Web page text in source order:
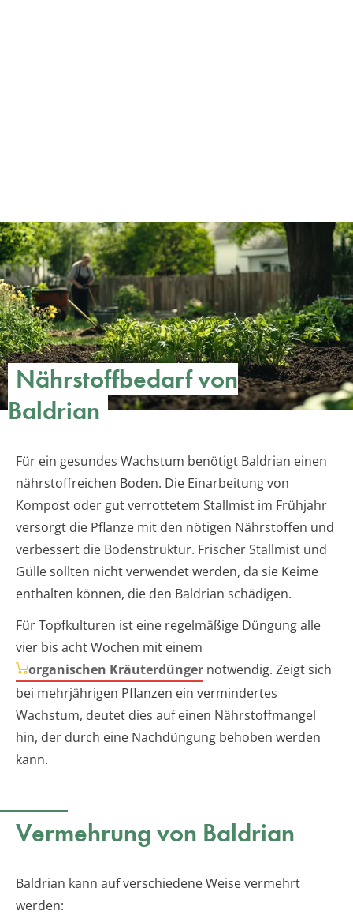
Nährstoffbedarf von
Baldrian
Für ein gesundes Wachstum benötigt Baldrian einen
nährstoffreichen Boden. Die Einarbeitung von
Kompost oder gut verrottetem Stallmist im Frühjahr
versorgt die Pflanze mit den nötigen Nährstoffen und
verbessert die Bodenstruktur. Frischer Stallmist und
Gülle sollten nicht verwendet werden, da sie Keime
enthalten können, die den Baldrian schädigen.
Für Topfkulturen ist eine regelmäßige Düngung alle
vier bis acht Wochen mit einem
organischen Kräuterdünger notwendig. Zeigt sich
bei mehrjährigen Pflanzen ein vermindertes
Wachstum, deutet dies auf einen Nährstoffmangel
hin, der durch eine Nachdüngung behoben werden
kann.
Vermehrung von Baldrian
Baldrian kann auf verschiedene Weise vermehrt
werden: